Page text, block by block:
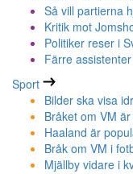
Så vill partierna
Kritik mot
Politiker reser i
Färre assistenter
Sport
Bilder ska visa
Bråket om VM
Haaland är
Bråk om VM i
Mjällby vidare i